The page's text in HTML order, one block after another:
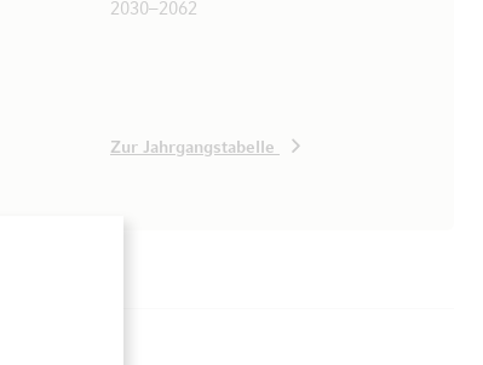
2030–2062
Zur Jahrgangstabelle